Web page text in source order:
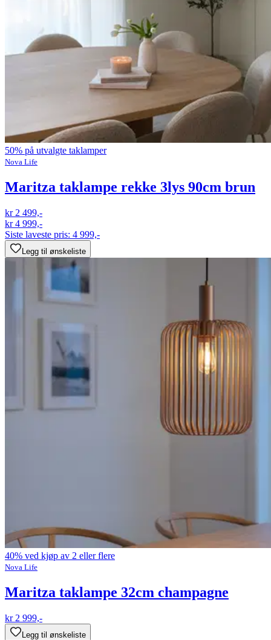
50% på utvalgte taklamper
Nova Life
Maritza taklampe rekke 3lys 90cm brun
kr 2 499,-
kr 4 999,-
Siste laveste pris: 4 999,-
Legg til ønskeliste
40% ved kjøp av 2 eller flere
Nova Life
Maritza taklampe 32cm champagne
kr 2 999,-
Legg til ønskeliste